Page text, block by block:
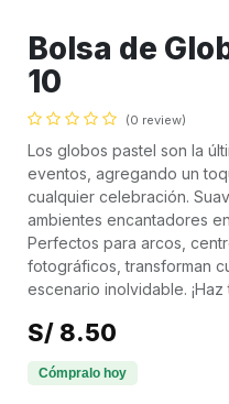
Bolsa de
10
(0 review)
Los globos pastel son la
eventos, agregando un
cualquier celebración.
ambientes encantadores
Perfectos para arcos,
fotográficos, transforman
escenario inolvidable.
S/ 8.50